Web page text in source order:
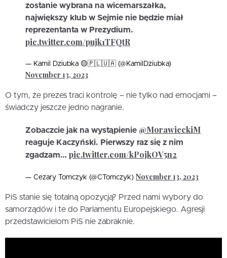
zostanie wybrana na wicemarszałka,
największy klub w Sejmie nie będzie miał
reprezentanta w Prezydium.
pic.twitter.com/pujk1TFQtR
— Kamil Dziubka 🟡🇵🇱🇺🇦 (@KamilDziubka)
November 13, 2023
O tym, że prezes traci kontrolę – nie tylko nad emocjami –
świadczy jeszcze jedno nagranie.
Zobaczcie jak na wystąpienie @MorawieckiM
reaguje Kaczyński. Pierwszy raz się z nim
zgadzam… pic.twitter.com/kPojkOV5n2
— Cezary Tomczyk (@CTomczyk) November 13, 2023
PiS stanie się totalną opozycją? Przed nami wybory do
samorządów i te do Parlamentu Europejskiego. Agresji
przedstawicielom PiS nie zabraknie.